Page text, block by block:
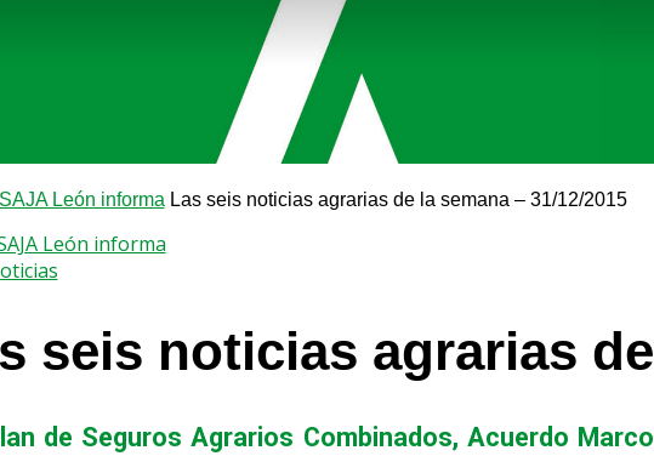
León informa Las seis noticias agrarias de la semana – 31/12/2015
León informa
seis noticias agrarias
de Seguros Agrarios Combinados, Acuerdo Marco